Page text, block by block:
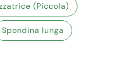
(Piccola)
Spondina lunga